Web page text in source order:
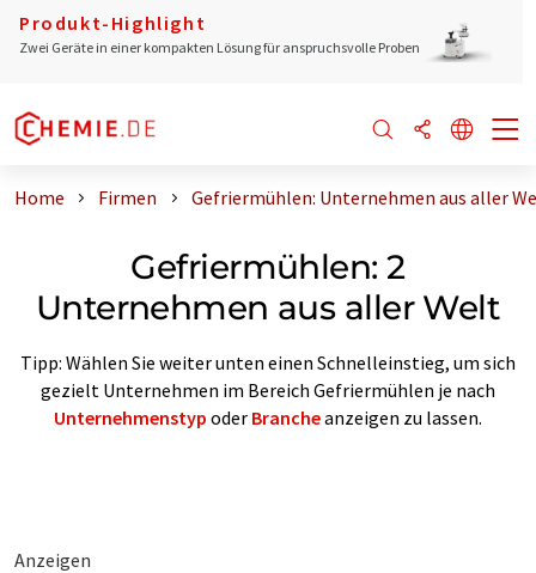
Produkt-Highlight
Zwei Geräte in einer kompakten Lösung für anspruchsvolle Proben
Home Firmen Gefriermühlen: Unternehmen aus aller
Gefriermühlen: 2
Unternehmen aus aller Welt
Tipp: Wählen Sie weiter unten einen Schnelleinstieg, um sich
gezielt Unternehmen im Bereich Gefriermühlen je nach
Unternehmenstyp oder Brancheanzeigen zu lassen.
Anzeigen